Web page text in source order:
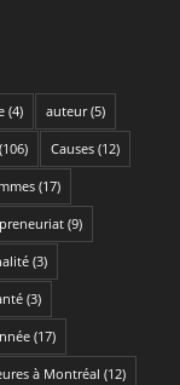
(4) auteur(5)
Causes(12)
(17)
(9)
(3)
(3)
(17)
à Montréal (12)